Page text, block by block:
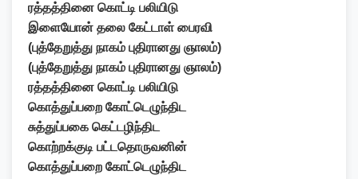
ரத்தத்தினை கொட்டி பலியிடு
இளையோன் தலை கேட்டாள் பைரவி
(புத்தேறுத்து நாகம் புதிரானது ஞாலம்)
(புத்தேறுத்து நாகம் புதிரானது ஞாலம்)
ரத்தத்தினை கொட்டி பலியிடு
கொத்துப்பறை கோட்டெழுந்திட
சுத்துப்பகை கெட்டழிந்திட
கொற்றக்குடி பட்டதொருவனின்
கொத்துப்பறை கோட்டெழுந்திட